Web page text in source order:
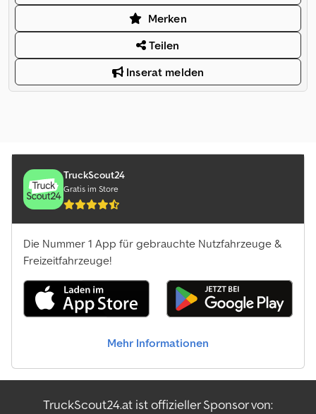
Merken
Teilen
Inserat melden
TruckScout24
Gratis im Store
Die Nummer 1 App für gebrauchte Nutzfahrzeuge &
Freizeitfahrzeuge!
Mehr Informationen
TruckScout24.at ist offizieller Sponsor von: